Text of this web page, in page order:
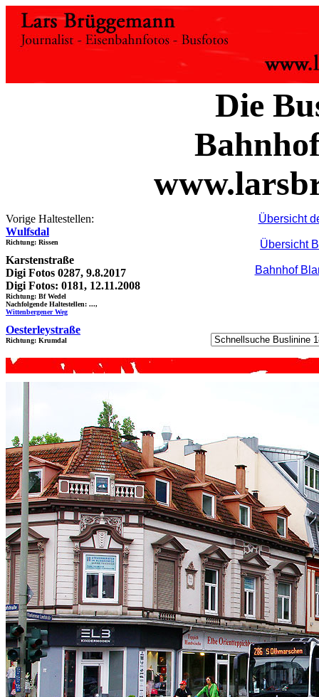
Die
Vorige Haltestellen:
Wulfsdal
Richtung: Rissen
Karstenstraße
Digi Fotos 0287, 9.8.2017
Digi Fotos: 0181, 12.11.2008
Richtung: Bf Wedel
Nachfolgende Haltestellen: ...,
Wittenbergener Weg
Oesterleystraße
Richtung: Krumdal
Übersicht
Übersicht
Bahnhof